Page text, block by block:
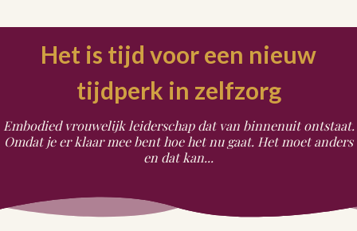
Het is tijd voor een nieuw
tijdperk in zelfzorg
Embodied vrouwelijk leiderschap dat van binnenuit ontstaat.
Omdat je er klaar mee bent hoe het nu gaat. Het moet anders
en dat kan...